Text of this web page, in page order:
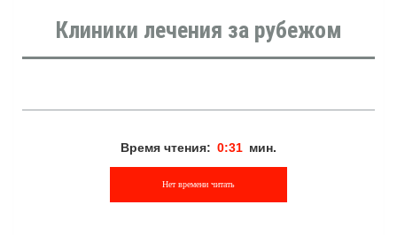
Клиники лечения за рубежом
Время чтения: 0:31 мин.
Нет времени читать